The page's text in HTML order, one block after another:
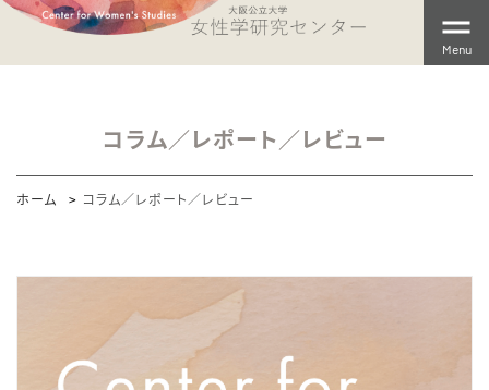
Menu
コラム／レポート／レビュー
ホーム コラム／レポート／レビュー